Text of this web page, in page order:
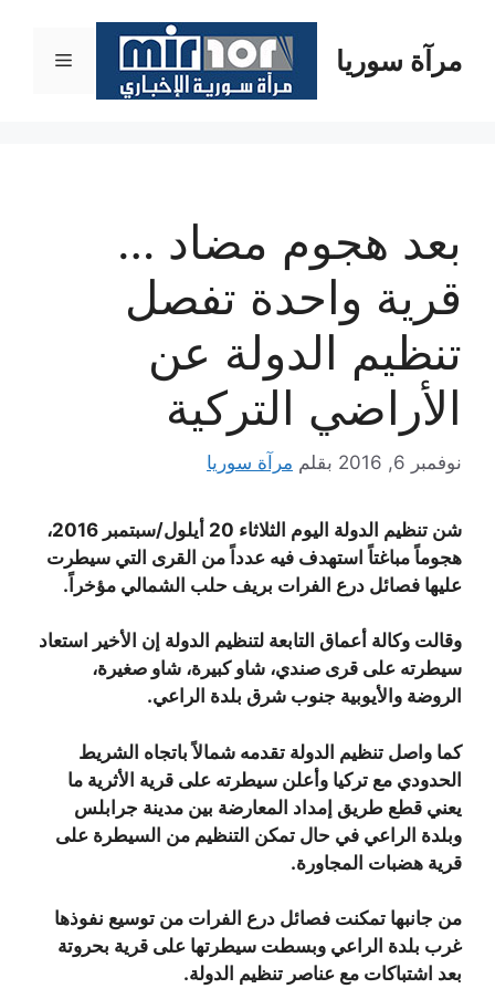
المحتوىمرآة سوريا القائمة
بعد هجوم مضاد …
قرية واحدة تفصل
تنظيم الدولة عن
الأراضي التركية
نوفمبر 6, 2016 بقلم مرآة سوريا
شن تنظيم الدولة اليوم الثلاثاء 20 أيلول/سبتمبر 2016،
هجوماً مباغتاً استهدف فيه عدداً من القرى التي سيطرت
عليها فصائل درع الفرات بريف حلب الشمالي مؤخراً.
وقالت وكالة أعماق التابعة لتنظيم الدولة إن الأخير استعاد
سيطرته على قرى صندي، شاو كبيرة، شاو صغيرة،
الروضة والأيوبية جنوب شرق بلدة الراعي.
كما واصل تنظيم الدولة تقدمه شمالاً باتجاه الشريط
الحدودي مع تركيا وأعلن سيطرته على قرية الأثرية ما
يعني قطع طريق إمداد المعارضة بين مدينة جرابلس
وبلدة الراعي في حال تمكن التنظيم من السيطرة على
قرية هضبات المجاورة.
من جانبها تمكنت فصائل درع الفرات من توسيع نفوذها
غرب بلدة الراعي وبسطت سيطرتها على قرية بحروتة
بعد اشتباكات مع عناصر تنظيم الدولة.